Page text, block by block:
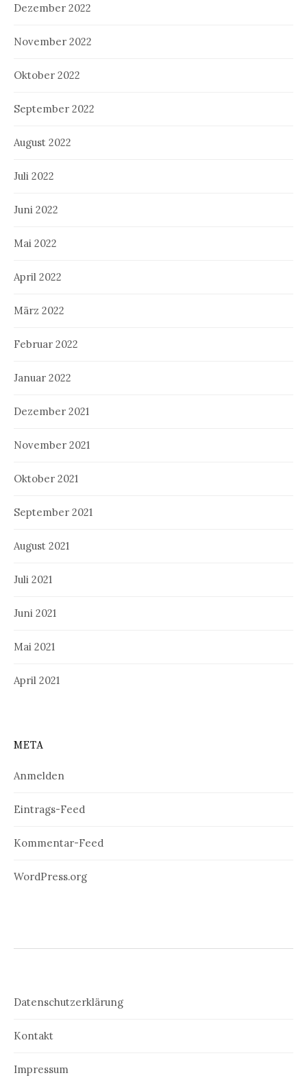
Dezember 2022
November 2022
Oktober 2022
September 2022
August 2022
Juli 2022
Juni 2022
Mai 2022
April 2022
März 2022
Februar 2022
Januar 2022
Dezember 2021
November 2021
Oktober 2021
September 2021
August 2021
Juli 2021
Juni 2021
Mai 2021
April 2021
META
Anmelden
Eintrags-Feed
Kommentar-Feed
WordPress.org
Datenschutzerklärung
Kontakt
Impressum